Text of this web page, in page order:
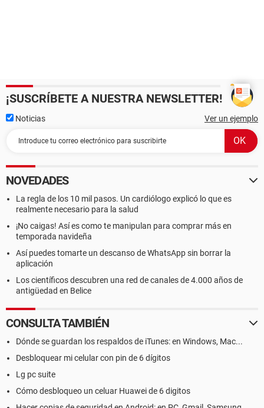
¡SUSCRÍBETE A NUESTRA NEWSLETTER!
Noticias Ver un ejemplo
NOVEDADES
La regla de los 10 mil pasos. Un cardiólogo explicó lo que es
realmente necesario para la salud
¡No caigas! Así es como te manipulan para comprar más en
temporada navideña
Así puedes tomarte un descanso de WhatsApp sin borrar la
aplicación
Los científicos descubren una red de canales de 4.000 años de
antigüedad en Belice
CONSULTA TAMBIÉN
Dónde se guardan los respaldos de iTunes: en Windows, Mac...
Desbloquear mi celular con pin de 6 dígitos
Lg pc suite
Cómo desbloqueo un celuar Huawei de 6 digitos